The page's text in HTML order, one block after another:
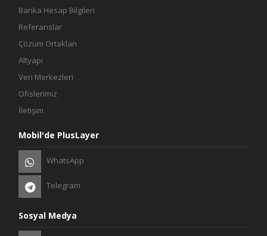
Banka Hesap Bilgileri
Referanslar
Çözüm Ortakları
Altyapı
Veri Merkezleri
Ofislerimiz
İletişim
Mobil'de PlusLayer
WhatsApp
Telegram
Sosyal Medya